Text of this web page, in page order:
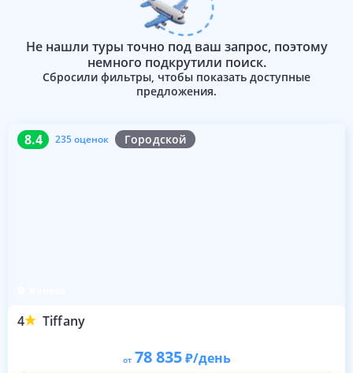
Не нашли туры точно под ваш запрос, поэтому
немного подкрутили поиск.
Сбросили фильтры, чтобы показать доступные
предложения.
8.4 235 оценок Городской
4 Tiffany
8.4 235 оценок
от 78 835 /день